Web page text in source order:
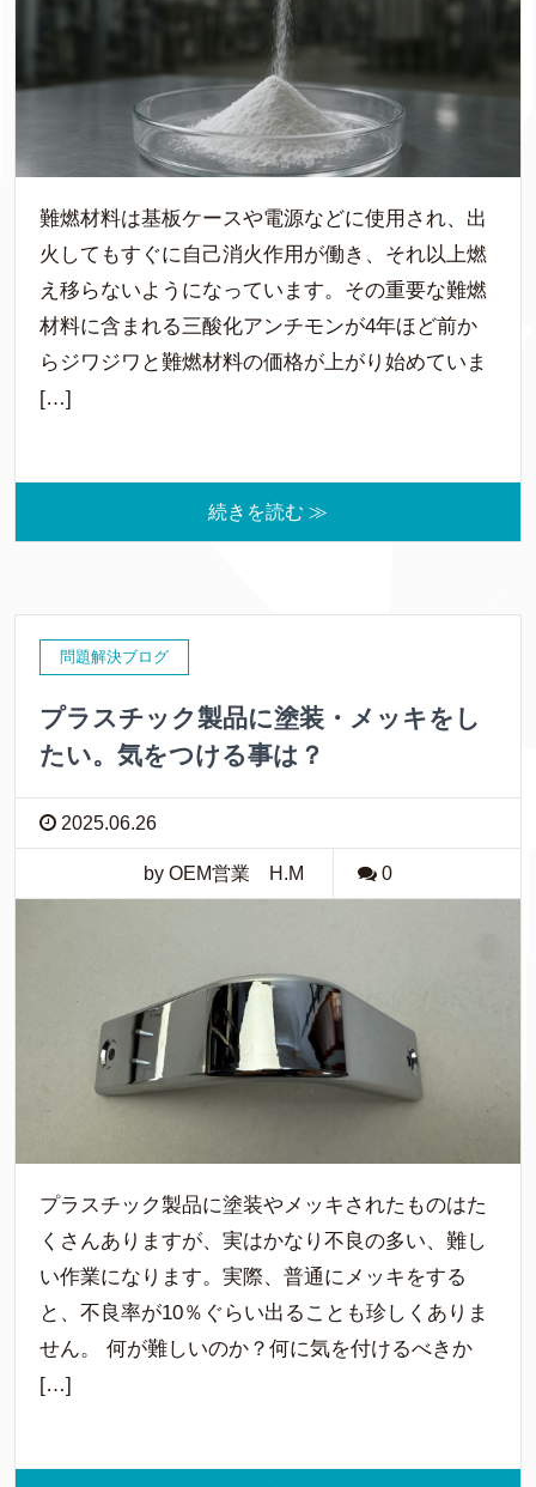
難燃材料は基板ケースや電源などに使用され、出
火してもすぐに自己消火作用が働き、それ以上燃
え移らないようになっています。その重要な難燃
材料に含まれる三酸化アンチモンが4年ほど前か
らジワジワと難燃材料の価格が上がり始めていま
[…]
続きを読む ≫
問題解決ブログ
プラスチック製品に塗装・メッキをし
たい。気をつける事は？
2025.06.26
by OEM営業 H.M 0
プラスチック製品に塗装やメッキされたものはた
くさんありますが、実はかなり不良の多い、難し
い作業になります。実際、普通にメッキをする
と、不良率が10％ぐらい出ることも珍しくありま
せん。 何が難しいのか？何に気を付けるべきか
[…]